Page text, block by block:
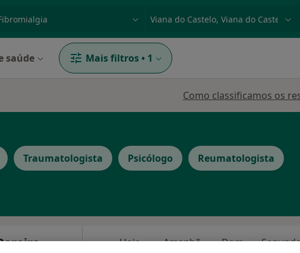
saúde Mais filtros • 1
Como classificamos os
Traumatologista Psicólogo Reumatologista
Hoje Amanhã Dom,